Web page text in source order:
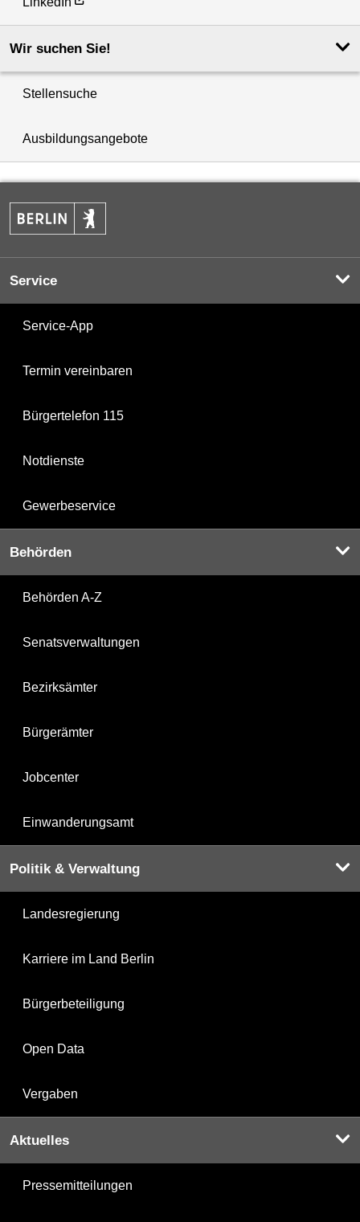
Wir suchen Sie!
Stellensuche
Ausbildungsangebote
Service
Service-App
Termin vereinbaren
Bürgertelefon 115
Notdienste
Gewerbeservice
Behörden
Behörden A-Z
Senatsverwaltungen
Bezirksämter
Bürgerämter
Jobcenter
Einwanderungsamt
Politik & Verwaltung
Landesregierung
Karriere im Land Berlin
Bürgerbeteiligung
Open Data
Vergaben
Aktuelles
Pressemitteilungen